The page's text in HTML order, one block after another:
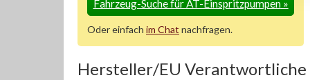
Fahrzeug-Suche für AT-Einspritzpumpen»
Oder einfach im Chat nachfragen.
Hersteller/EU Verantwortliche